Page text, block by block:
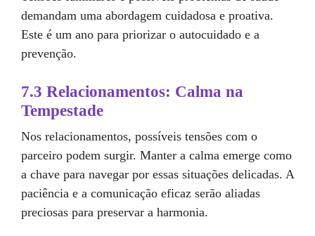
demandam uma abordagem cuidadosa e proativa.
Este é um ano para priorizar o autocuidado e a
prevenção.
7.3 Relacionamentos: Calma na
Tempestade
Nos relacionamentos, possíveis tensões com o
parceiro podem surgir. Manter a calma emerge como
a chave para navegar por essas situações delicadas. A
paciência e a comunicação eficaz serão aliadas
preciosas para preservar a harmonia.